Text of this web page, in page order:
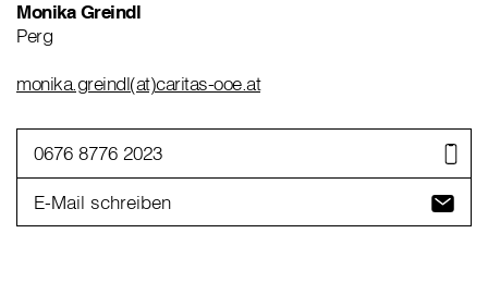
Monika Greindl
Perg
monika.greindl(at)caritas-ooe.at
0676 8776 2023
E-Mail schreiben